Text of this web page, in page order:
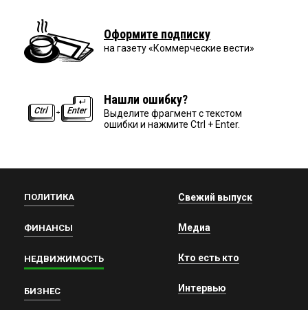
Оформите подписку
на газету «Коммерческие вести»
Нашли ошибку?
Выделите фрагмент с текстом
ошибки и нажмите Ctrl + Enter.
ПОЛИТИКА
ФИНАНСЫ
НЕДВИЖИМОСТЬ
БИЗНЕС
Свежий выпуск
Медиа
Кто есть кто
Интервью